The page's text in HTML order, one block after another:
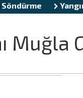
Muğla